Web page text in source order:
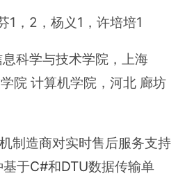
，2，杨义1，许培培1
科学与技术学院，上海
院 计算机学院，河北 廊坊
制造商对实时售后服务支持
基于C#和DTU数据传输单